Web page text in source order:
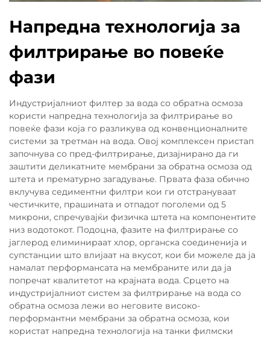
Напредна технологија за
филтрирање во повеќе
фази
Индустријалниот филтер за вода со обратна осмоза
користи напредна технологија за филтрирање во
повеќе фази која го разликува од конвенционалните
системи за третман на вода. Овој комплексен пристап
започнува со пред-филтрирање, дизајнирано да ги
заштити деликатните мембрани за обратна осмоза од
штета и прематурно загадување. Првата фаза обично
вклучува седиментни филтри кои ги отстрануваат
честичките, прашината и отпадот поголеми од 5
микрони, спречувајќи физичка штета на компонентите
низ водотокот. Подоцна, фазите на филтрирање со
јаглерод елиминираат хлор, органска соединенија и
супстанции што влијаат на вкусот, кои би можеле да ја
намалат перформансата на мембраните или да ја
попречат квалитетот на крајната вода. Срцето на
индустријалниот систем за филтрирање на вода со
обратна осмоза лежи во неговите високо-
перформантни мембрани за обратна осмоза, кои
користат напредна технологија на танки филмски